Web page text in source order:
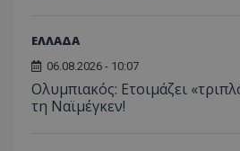
ΕΛΛΑΔΑ
06.08.2026 - 10:07
Ολυμπιακός: Ετοιμάζει
τη Ναϊμέγκεν!